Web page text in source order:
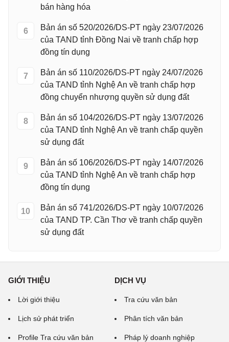
bán hàng hóa
6
Bản án số 520/2026/DS-PT ngày 23/07/2026
của TAND tỉnh Đồng Nai về tranh chấp hợp
đồng tín dụng
7
Bản án số 110/2026/DS-PT ngày 24/07/2026
của TAND tỉnh Nghệ An về tranh chấp hợp
đồng chuyển nhượng quyền sử dụng đất
8
Bản án số 104/2026/DS-PT ngày 13/07/2026
của TAND tỉnh Nghệ An về tranh chấp quyền
sử dụng đất
9
Bản án số 106/2026/DS-PT ngày 14/07/2026
của TAND tỉnh Nghệ An về tranh chấp hợp
đồng tín dụng
10
Bản án số 741/2026/DS-PT ngày 10/07/2026
của TAND TP. Cần Thơ về tranh chấp quyền
sử dụng đất
GIỚI THIỆU
Lời giới thiệu
Lịch sử phát triển
Profile Tra cứu văn bản
DỊCH VỤ
Tra cứu văn bản
Phân tích văn bản
Pháp lý doanh nghiệp